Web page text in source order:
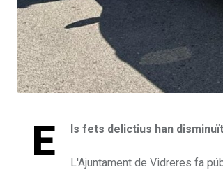
E ls fets delictius han
L'Ajuntament de Vidreres fa